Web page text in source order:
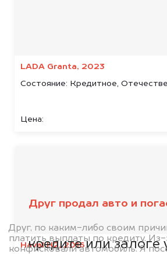
LADA Granta, 2023
Состояние: Кредитное,
Цена:
Haval H2, 2016
Друг продал авто и
Друг, по каким-либо своим
платить выплаты по кредиту. Из-
конфисковали автомобиль. Я
Если ваш автомобиль
кредите или залоге